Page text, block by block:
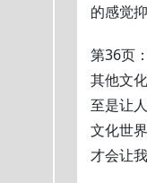
的感觉
第36页
其他文
至是让
文化世
才会让